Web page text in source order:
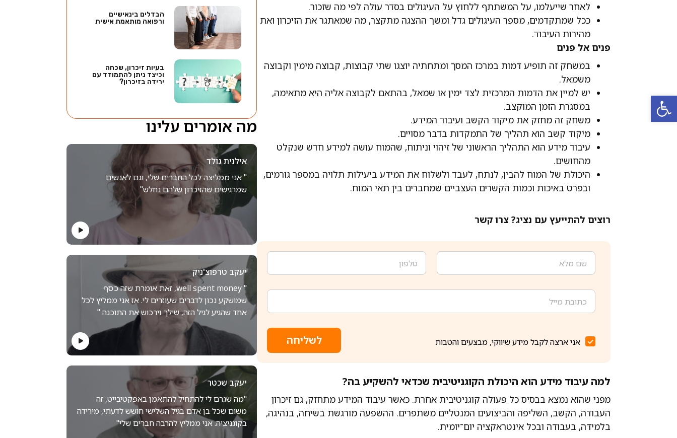
לאחר שייעלמו, על המשתתף ללחוץ על העיגולים בסדר עולה לפי מה שזכור.
ככל שמתקדמים, מספר העיגולים גדל ומשך ההצגה מתקצר, מה שמאתגר את הזיכרון ואת
מהירות העיבוד.
פנים אל פנים
במשחק זה תופיע דמות במרכז המסך ומתחתיה יוצגו שתי קבוצות, קבוצה מימין וקבוצה
משמאל.
יש למיין את הדמות המרכזית לצד ימין או שמאל, בהתאם לקבוצה אליה היא מתאימה,
במסגרת הזמן המוקצב.
משחק זה מחזק את מיקוד הקשב ועיבוד המידע.
מיקוד קשב הוא תהליך של התמקדות בדבר מסויים.
עיבוד מידע הוא התהליך הראשוני של זיהוי וניתוח, שהמוח עושה למידע חדש שנקלט
מהחושים.
היכולת של המוח להבין, לנתח, לעבד ולשלוח את המידע ביעילות תלויה במספר גורמים,
ובפרט באיכות וכמות הקשרים העצביים שמחברים בין תאי המוח.
רוצים להתייעץ עם נציג? צרו קשר
אני ארצה לקבל מידע שיווקי, מבצעים והטבות לשליחה
למה עיבוד מידע הוא היכולת הקוגניטיבית שכדאי להשקיע בה?
מפני שהוא נמצא בבסיס כל פעולה קוגניטיבית אחרת. כאשר עיבוד המידע מתחזק, גם זיכרון
העבודה, הקשב, השליפה והביצועים המנטליים משתפרים. ההשפעה מורגשת בשיחה, בנהיגה,
בלמידה, בעבודה ובכל אינטראקציה יום־יומית.
הבדלים בינאישיים
ורפואה מותאמת אישית
בעיות זיכרון, שכחה
וכיצד ניתן להתמודד עם
ירידה בזיכרון?
מה אומרים עלינו
אילנית גולד
" אני ממליצה לכל החברים שלי, וגם לאנשים
שמרגישים שהזיכרון שלהם נחלש"
יעקב טרפוצ'ניק
" well spent money, זאת אומרת שזה כסף
שמושקע נכון לדברים שעוזרים לי. אז אני ממליץ לכל
אחד שהגיע לגיל הזה, שילך וירכוש את התוכנה "
יעקב שכטר
"מה שגרם לי להתחיל להתאמן באפקטיבייט, זה
משום שכל בן אדם בגיל השלישי חושש לדעתי, מירידה
בקוגניציה. אני ממליץ להרבה חברים שלי"
פתח סרגל נגישות